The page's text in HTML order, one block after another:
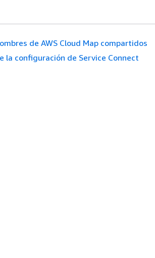
de AWS Cloud Map compartidos
la configuración de Service Connect